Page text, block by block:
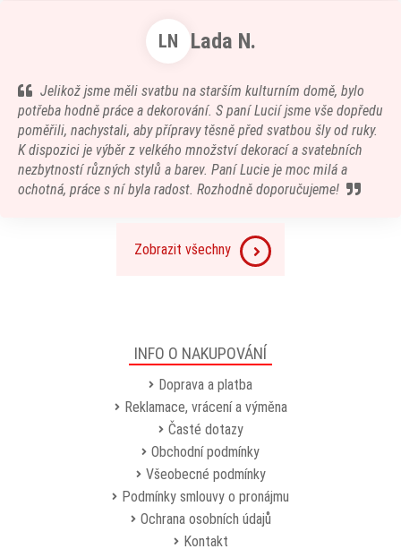
LN Lada N.
Jelikož jsme měli svatbu na starším kulturním domě, bylo
potřeba hodně práce a dekorování. S paní Lucií jsme vše dopředu
poměřili, nachystali, aby přípravy těsně před svatbou šly od ruky.
K dispozici je výběr z velkého množství dekorací a svatebních
nezbytností různých stylů a barev. Paní Lucie je moc milá a
ochotná, práce s ní byla radost. Rozhodně doporučujeme!
Zobrazit všechny
INFO O NAKUPOVÁNÍ
Doprava a platba
Reklamace, vrácení a výměna
Časté dotazy
Obchodní podmínky
Všeobecné podmínky
Podmínky smlouvy o pronájmu
Ochrana osobních údajů
Kontakt